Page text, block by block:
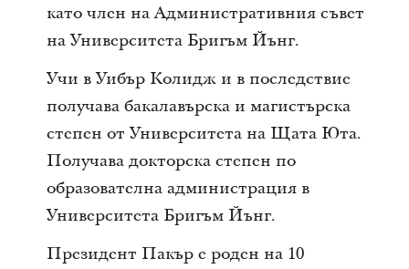
като член на Административния съвет
на Университета Бригъм Йънг.
Учи в Уибър Колидж и в последствие
получава бакалавърска и магистърска
степен от Университета на Щата Юта.
Получава докторска степен по
образователна администрация в
Университета Бригъм Йънг.
Президент Пакър е роден на 10